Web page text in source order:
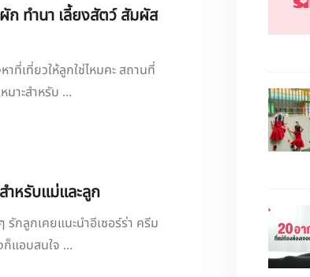
ทำนา เลี้ยงสัตว์ สัมผัส
ที่เที่ยวให้ลูกใช่ไหมคะ สถานที่
มาะสำหรับ ...
หรับแม่และลูก
กลูกเคยแนะนำอีเซอร์ร่า ครีม
แอบสนใจ ...